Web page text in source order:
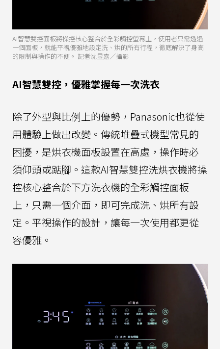
AI智慧雙控面板將操控核心整合於全彩觸控螢幕上，使用者只需透過
一個面板，就能平視優雅地設定洗、烘的所有行程，徹底解決了身高
的限制與操作的不便。 記者沈昱嘉／攝影
AI智慧雙控，優雅掌握每一次洗衣
除了外型與比例上的優勢，Panasonic也從使
用體驗上做出改變。傳統堆疊式機型常見的
困擾，是烘衣機面板設置在高處，操作時必
須仰頭或踮腳。這款AI智慧雙控洗烘衣機將操
控核心整合於下方洗衣機的全彩觸控面板
上，只需一個介面，即可完成洗、烘所有設
定。平視操作的設計，讓每一次使用都更從
容優雅。